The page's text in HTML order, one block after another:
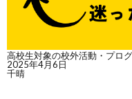
高校生対象の校外活動・プロ
2025年4月6日
千晴